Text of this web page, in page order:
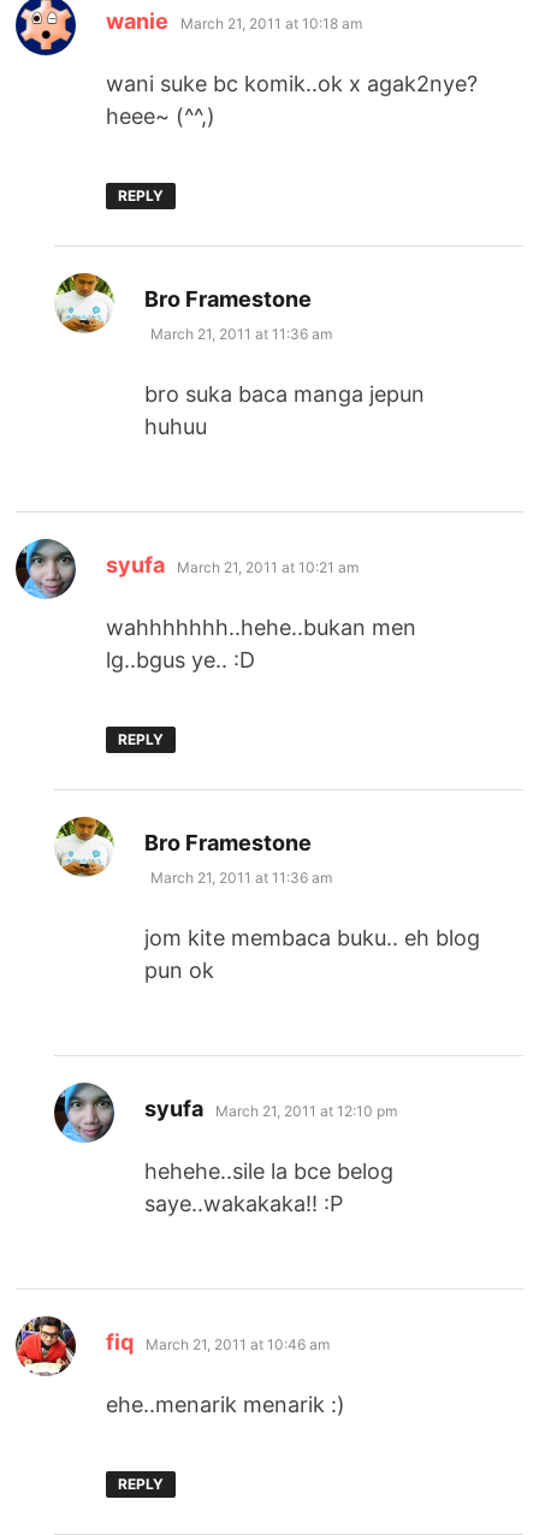
wanie says:
March 21, 2011 at 10:18 am
wani suke bc komik..ok x agak2nye?
heee~ (^^,)
REPLY
Bro Framestone
March 21, 2011 at 11:36 am
bro suka baca manga jepun
huhuu
syufa says:
March 21, 2011 at 10:21 am
wahhhhhhh..hehe..bukan men
lg..bgus ye.. :D
REPLY
Bro Framestone
March 21, 2011 at 11:36 am
jom kite membaca buku.. eh blog
pun ok
syufa says:
March 21, 2011 at 12:10 pm
hehehe..sile la bce belog
saye..wakakaka!! :P
fiq says:
March 21, 2011 at 10:46 am
ehe..menarik menarik :)
REPLY